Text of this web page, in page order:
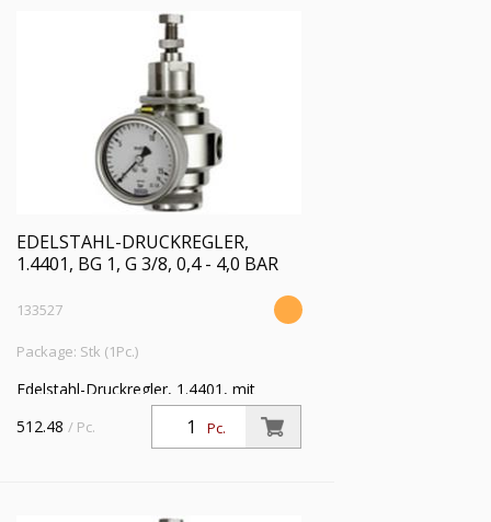
EDELSTAHL-DRUCKREGLER,
1.4401, BG 1, G 3/8, 0,4 - 4,0 BAR
133527
Package: Stk (1Pc.)
Edelstahl-Druckregler, 1.4401, mit
Sekundärentlüftung (rücksteuerbar), inkl.
Manometer, BG 1, G 3/8, Regelbereich
Pc.
512.48 / Pc.